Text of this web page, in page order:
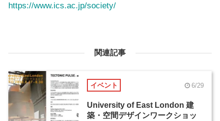
https://www.ics.ac.jp/society/
関連記事
イベント 6/29
University of East London 建
築・空間デザインワークショッ